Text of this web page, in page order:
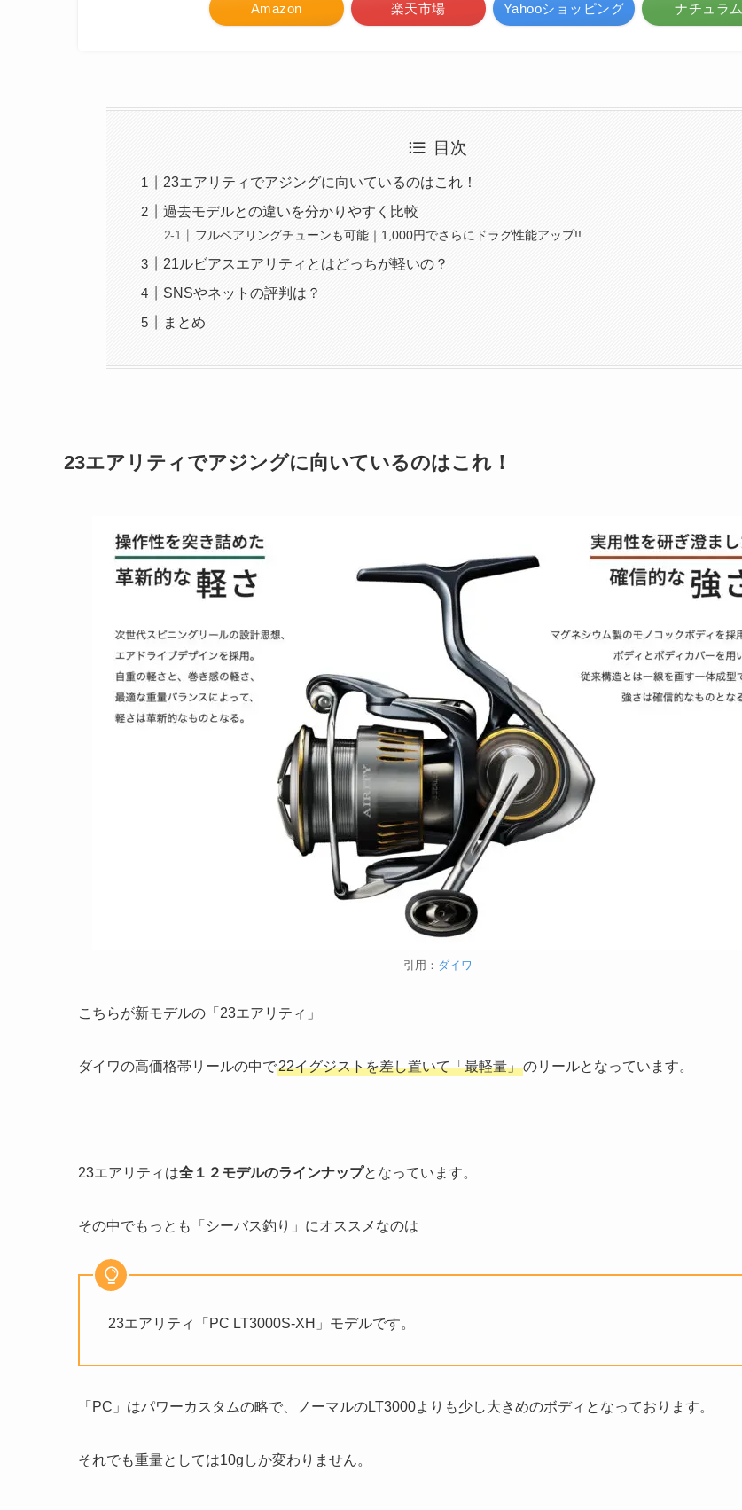
Amazon 楽天市場 Yahooショッピング ナチュラム
目次
23エアリティでアジングに向いているのはこれ！
過去モデルとの違いを分かりやすく比較
フルベアリングチューンも可能｜1,000円でさらにドラグ性能アップ!!
21ルビアスエアリティとはどっちが軽いの？
SNSやネットの評判は？
まとめ
23エアリティでアジングに向いているのはこれ！
引用： ダイワ
こちらが新モデルの「23エアリティ」
ダイワの高価格帯リールの中で22イグジストを差し置いて「最軽量」のリールとなっています。
23エアリティは全１２モデルのラインナップとなっています。
その中でもっとも「シーバス釣り」にオススメなのは
23エアリティ「PC LT3000S-XH」モデルです。
「PC」はパワーカスタムの略で、ノーマルのLT3000よりも少し大きめのボディとなっております。
それでも重量としては10gしか変わりません。